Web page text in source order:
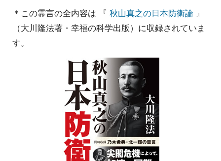
＊この霊言の全内容は 『 秋山真之の日本防衛論 』
（大川隆法著・幸福の科学出版）に収録されていま
す。